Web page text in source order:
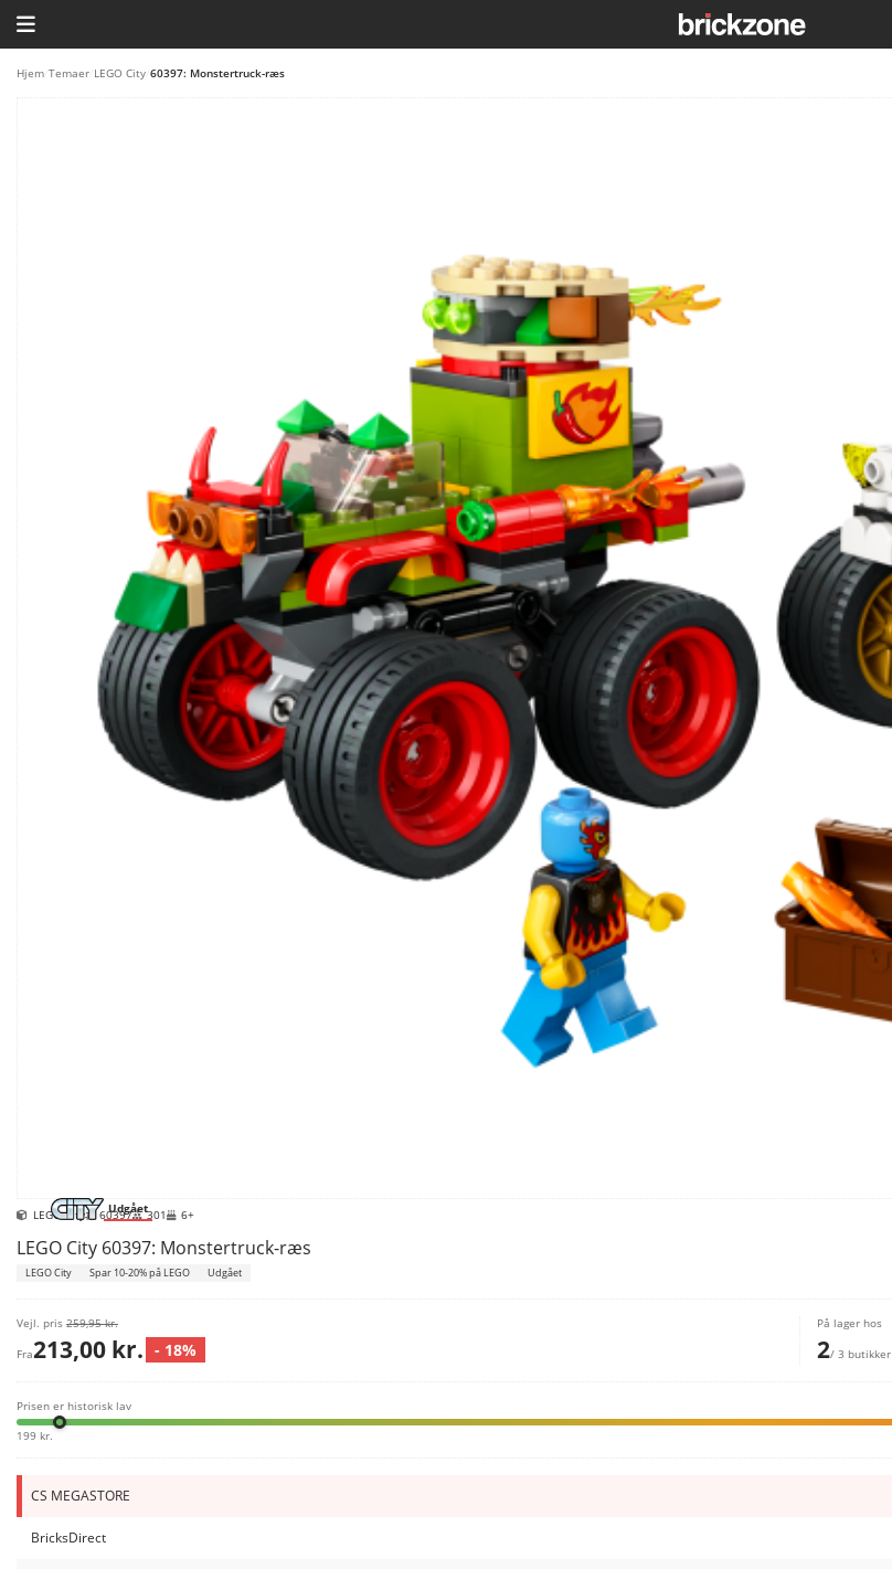
HJEM
Hjem Temaer LEGO City 60397: Monstertruck-ræs
Udgået
LEGO City 60397 301 6+
LEGO City 60397: Monstertruck-ræs
LEGO City Spar 10-20% på LEGO Udgået
Vejl. pris 259,95 kr.
Fra213,00 kr. - 18%
På lager hos
2/ 3 butikker
Prisen er historisk lav
199 kr.
CS MEGASTORE
BricksDirect